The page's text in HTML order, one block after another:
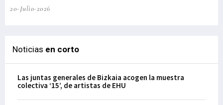
20-Julio-2026
Noticias en corto
Las juntas generales de Bizkaia acogen la muestra
colectiva ‘15’, de artistas de EHU